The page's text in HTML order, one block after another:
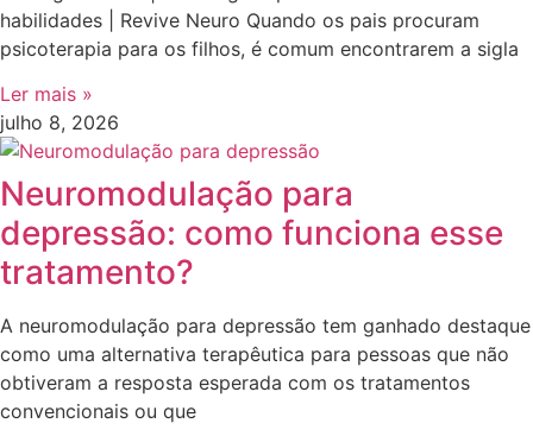
habilidades | Revive Neuro Quando os pais procuram
psicoterapia para os filhos, é comum encontrarem a sigla
Ler mais »
julho 8, 2026
Neuromodulação para
depressão: como funciona esse
tratamento?
A neuromodulação para depressão tem ganhado destaque
como uma alternativa terapêutica para pessoas que não
obtiveram a resposta esperada com os tratamentos
convencionais ou que